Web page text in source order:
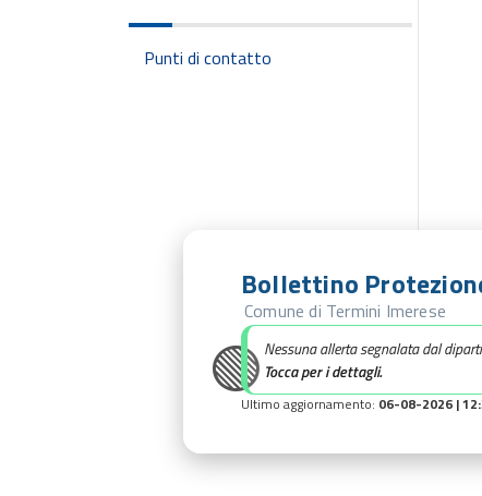
Punti di contatto
🟢
Bollettino
Comune di Termini Imerese
Nessuna allerta segnalata dal
Tocca per i dettagli.
Ultimo aggiornamento: 06-08-2026 |